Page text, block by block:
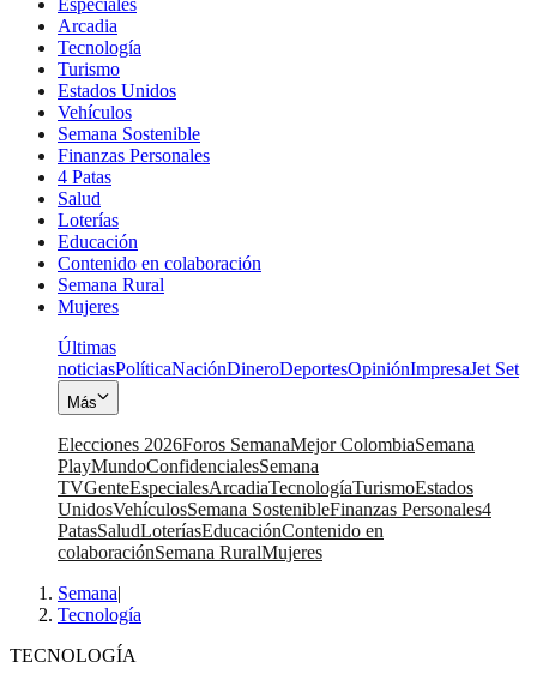
Arcadia
Tecnología
Turismo
Estados Unidos
Vehículos
Semana Sostenible
Finanzas Personales
4 Patas
Salud
Loterías
Educación
Contenido en colaboración
Semana Rural
Mujeres
Últimas
noticiasPolíticaNaciónDineroDeportesOpiniónImpresaJet Set
Más
Elecciones 2026Foros SemanaMejor ColombiaSemana
PlayMundoConfidencialesSemana
TVGenteEspecialesArcadiaTecnologíaTurismoEstados
UnidosVehículosSemana SostenibleFinanzas Personales4
PatasSaludLoteríasEducaciónContenido en
colaboraciónSemana RuralMujeres
Semana|
Tecnología
TECNOLOGÍA